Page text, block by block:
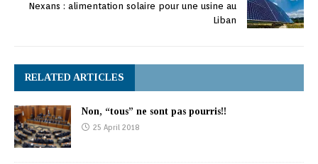
Nexans : alimentation solaire pour une usine au
Liban
RELATED ARTICLES
Non, “tous” ne sont pas pourris!!
25 April 2018